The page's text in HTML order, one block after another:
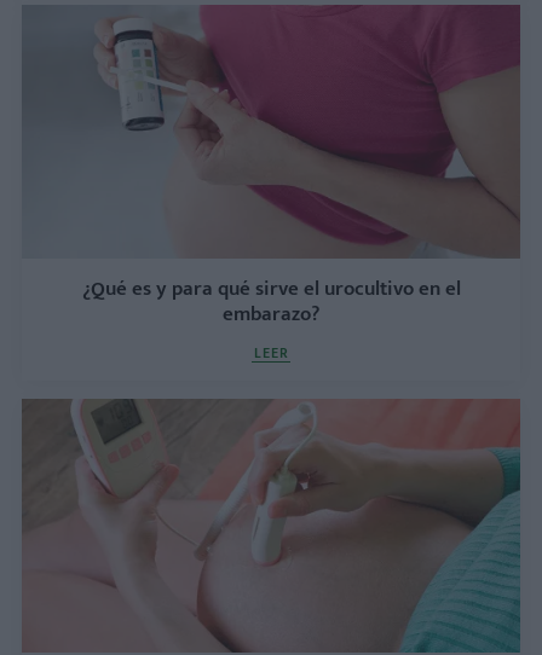
¿Qué es y para qué sirve el urocultivo en el
embarazo?
LEER